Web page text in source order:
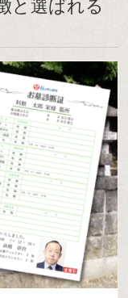
と選ばれる